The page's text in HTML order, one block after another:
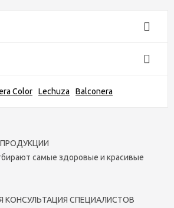
Color Lechuza Balconera
самые здоровые и красивые
СПЕЦИАЛИСТОВ